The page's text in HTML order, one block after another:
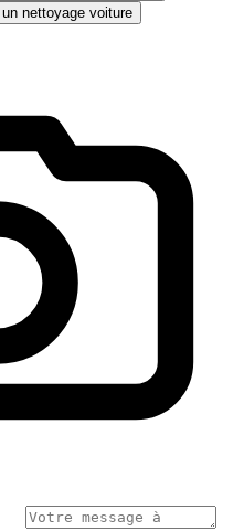
nettoyage voiture